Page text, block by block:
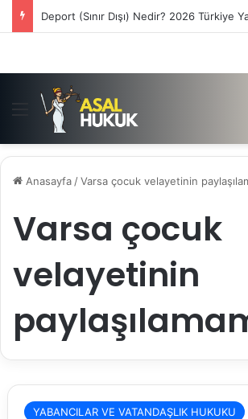
Deport (Sınır Dışı) Nedir? 2026 Türkiye
Menü
Anasayfa /Varsa çocuk velayetinin
Varsa çocuk
velayetinin
YABANCILAR VE VATANDAŞLIK HUKUKU